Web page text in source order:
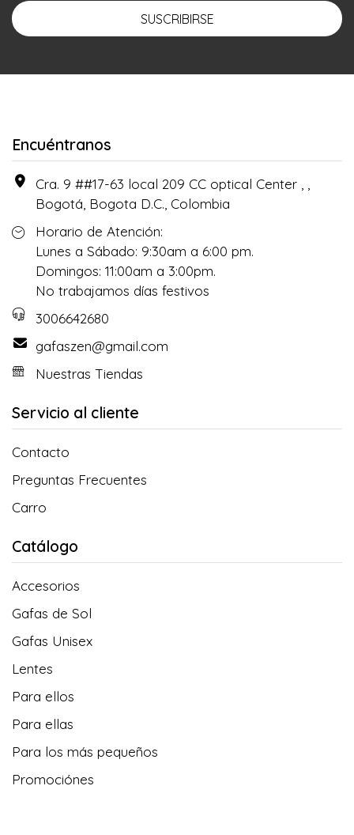
SUSCRIBIRSE
Encuéntranos
Cra. 9 ##17-63 local 209 CC optical Center , ,
Bogotá, Bogota D.C., Colombia
Horario de Atención:
Lunes a Sábado: 9:30am a 6:00 pm.
Domingos: 11:00am a 3:00pm.
No trabajamos días festivos
3006642680
gafaszen@gmail.com
Nuestras Tiendas
Servicio al cliente
Contacto
Preguntas Frecuentes
Carro
Catálogo
Accesorios
Gafas de Sol
Gafas Unisex
Lentes
Para ellos
Para ellas
Para los más pequeños
Promociónes